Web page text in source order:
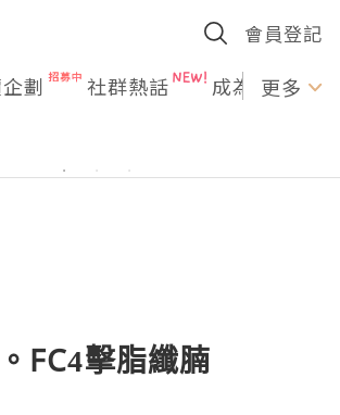
會員登記
劃 社群熱話 成為U更多
FC4擊脂纖腩